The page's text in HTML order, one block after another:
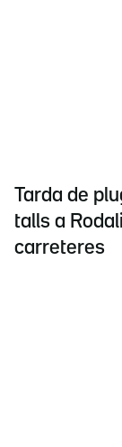
Tarda de
talls a
carreteres